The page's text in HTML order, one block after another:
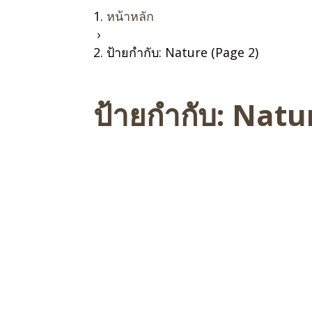
หน้าหลัก
›
ป้ายกำกับ: Nature (Page 2)
ป้ายกำกับ: